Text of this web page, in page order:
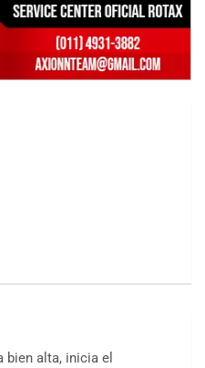
bien alta, inicia el